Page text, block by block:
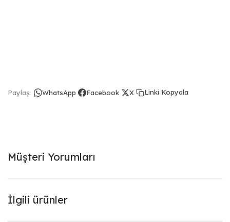
Paylaş: WhatsApp Facebook X Linki Kopyala
Müşteri Yorumları
İlgili ürünler